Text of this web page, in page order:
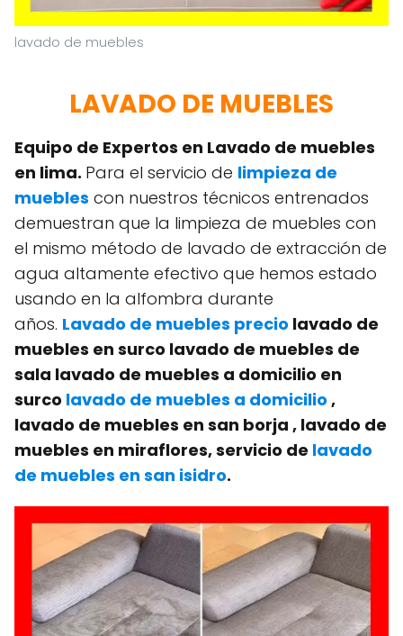
lavado de muebles
LAVADO DE MUEBLES
Equipo de Expertos en Lavado de muebles
en lima. Para el servicio de limpieza de
muebles con nuestros técnicos entrenados
demuestran que la limpieza de muebles con
el mismo método de lavado de extracción de
agua altamente efectivo que hemos estado
usando en la alfombra durante
años. Lavado de muebles precio lavado de
muebles en surco lavado de muebles de
sala lavado de muebles a domicilio en
surco lavado de muebles a domicilio ,
lavado de muebles en san borja , lavado de
muebles en miraflores, servicio de lavado
de muebles en san isidro.